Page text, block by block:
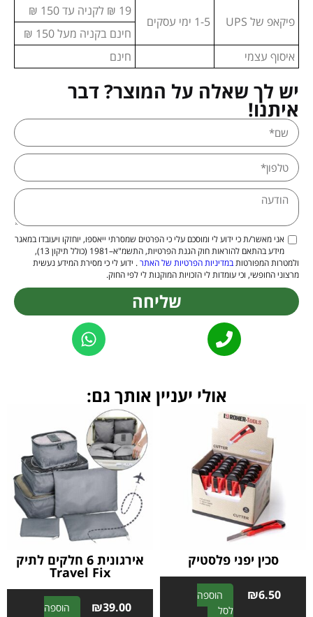
פיקאפ של UPS 1-5 ימי עסקים
19 ₪ לקניה עד 150 ₪
חינם בקניה מעל 150 ₪
איסוף עצמי
חינם
יש לך שאלה על המוצר? דבר
איתנו!
אני מאשר/ת כי ידוע לי ומוסכם עלי כי הפרטים שמסרתי ייאספו, יוחזקו ויעובדו במאגר
מידע בהתאם להוראות חוק הגנת הפרטיות, התשמ"א–1981 (כולל תיקון 13),
ולמטרות המפורטותבמדיניות הפרטיות של האתר. ידוע לי כי מסירת המידע נעשית
מרצוני החופשי, וכי עומדות לי הזכויות המוקנות לי לפי החוק.
שליחה
אולי יעניין אותך גם:
סכין יפני פלסטיק
₪6.50
הוספה
לסל
A
אירגונית 6 חלקים לתיק
Travel Fix
₪39.00
הוספה